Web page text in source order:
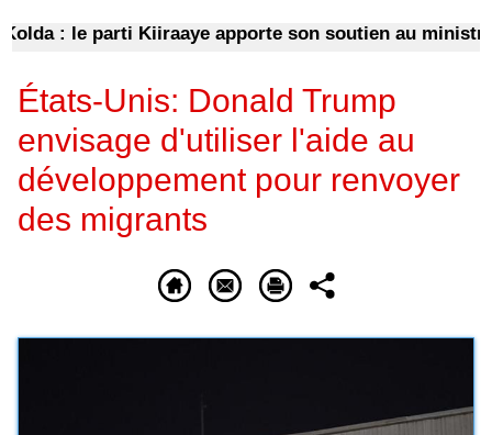
: le parti Kiiraaye apporte son soutien au ministre
États-Unis: Donald Trump
envisage d'utiliser l'aide au
développement pour renvoyer
des migrants